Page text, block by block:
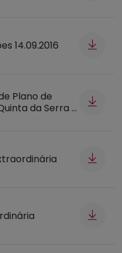
14.09.2016
Plano de
da Serra -